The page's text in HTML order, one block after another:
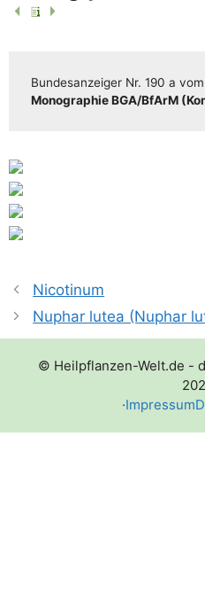
Bun­des­an­zei­ger Nr. 190 a vom
Mono­gra­phie BGA/​​BfArM
Nicotinum
Nuphar lutea (Nuphar
© Heilpflanzen-Welt.de -
·Impressum